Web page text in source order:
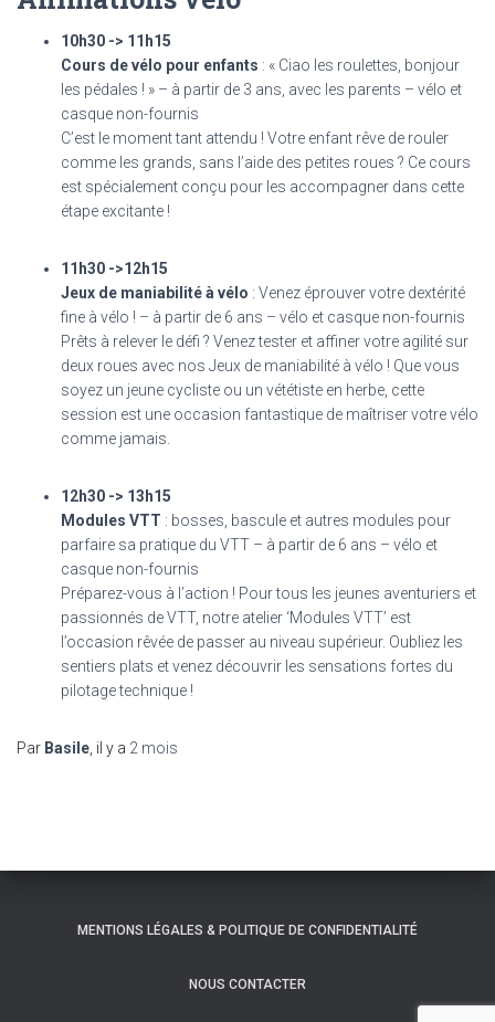
10h30 -> 11h15
Cours de vélo pour enfants : « Ciao les roulettes, bonjour
les pédales ! » – à partir de 3 ans, avec les parents – vélo et
casque non-fournis
C’est le moment tant attendu ! Votre enfant rêve de rouler
comme les grands, sans l’aide des petites roues ? Ce cours
est spécialement conçu pour les accompagner dans cette
étape excitante !
11h30 ->12h15
Jeux de maniabilité à vélo : Venez éprouver votre dextérité
fine à vélo ! – à partir de 6 ans – vélo et casque non-fournis
Prêts à relever le défi ? Venez tester et affiner votre agilité sur
deux roues avec nos Jeux de maniabilité à vélo ! Que vous
soyez un jeune cycliste ou un vététiste en herbe, cette
session est une occasion fantastique de maîtriser votre vélo
comme jamais.
12h30 -> 13h15
Modules VTT : bosses, bascule et autres modules pour
parfaire sa pratique du VTT – à partir de 6 ans – vélo et
casque non-fournis
Préparez-vous à l’action ! Pour tous les jeunes aventuriers et
passionnés de VTT, notre atelier ‘Modules VTT’ est
l’occasion rêvée de passer au niveau supérieur. Oubliez les
sentiers plats et venez découvrir les sensations fortes du
pilotage technique !
Par Basile , il y a 2 mois
MENTIONS LÉGALES & POLITIQUE DE CONFIDENTIALITÉ
NOUS CONTACTER